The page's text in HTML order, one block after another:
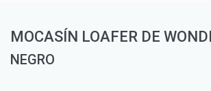
MOCASÍN LOAFER DE
NEGRO